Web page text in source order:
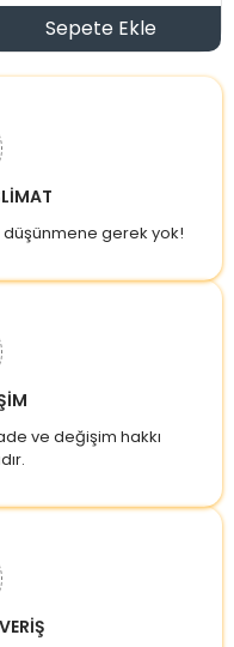
Sepete Ekle
düşünmene gerek yok!
ve değişim hakkı